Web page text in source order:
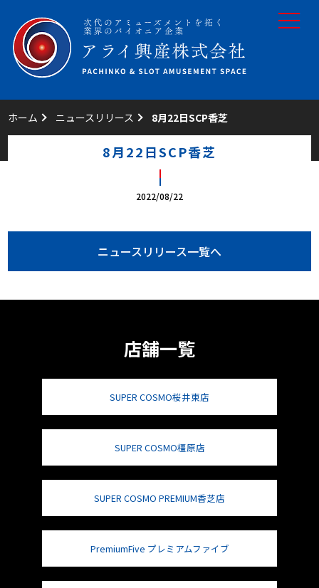
toggle
ホーム ニュースリリース 8月22日SCP香芝
8月22日SCP香芝
2022/08/22
ニュースリリース一覧へ
店舗一覧
SUPER COSMO桜井東店
SUPER COSMO橿原店
SUPER COSMO PREMIUM香芝店
PremiumFive プレミアムファイブ